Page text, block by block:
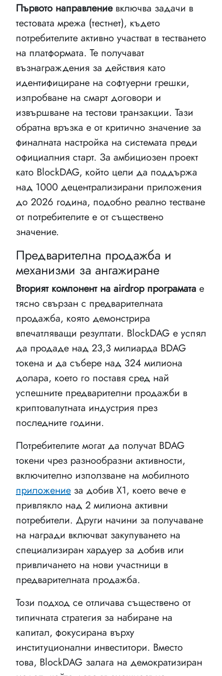
Първото направлениевключва задачи в
тестовата мрежа (тестнет), където
потребителите активно участват в тестването
на платформата. Те получават
възнаграждения за действия като
идентифициране на софтуерни грешки,
изпробване на смарт договори и
извършване на тестови транзакции. Тази
обратна връзка е от критично значение за
финалната настройка на системата преди
официалния старт. За амбициозен проект
като BlockDAG, който цели да поддържа
над 1000 децентрализирани приложения
до 2026 година, подобно реално тестване
от потребителите е от съществено
значение.
Предварителна продажба и
механизми за ангажиране
Вторият компонент на аirdrop програмата е
тясно свързан с предварителната
продажба, която демонстрира
впечатляващи резултати. BlockDAG е успял
да продаде над 23,3 милиарда BDAG
токена и да събере над 324 милиона
долара, което го поставя сред най
успешните предварителни продажби в
криптовалутната индустрия през
последните години.
Потребителите могат да получат BDAG
токени чрез разнообразни активности,
включително използване на мобилното
приложение за добив X1, което вече е
привлякло над 2 милиона активни
потребители. Други начини за получаване
на награди включват закупуването на
специализиран хардуер за добив или
привличането на нови участници в
предварителната продажба.
Този подход се отличава съществено от
типичната стратегия за набиране на
капитал, фокусирана върху
институционални инвеститори. Вместо
това, BlockDAG залага на демократизиран